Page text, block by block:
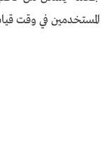
المستخدمين في وقت